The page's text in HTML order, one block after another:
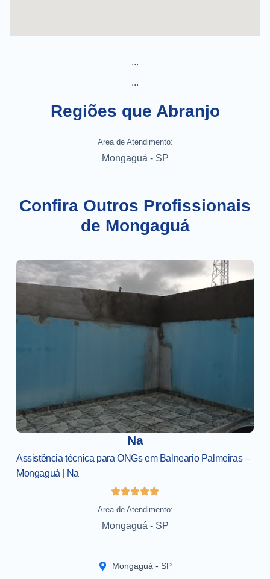
...
...
Regiões que Abranjo
Area de Atendimento:
Mongaguá - SP
Confira Outros Profissionais
de Mongaguá
Na
Assistência técnica para ONGs em Balneario Palmeiras –
Mongaguá | Na
Area de Atendimento:
Mongaguá - SP
Mongaguá - SP